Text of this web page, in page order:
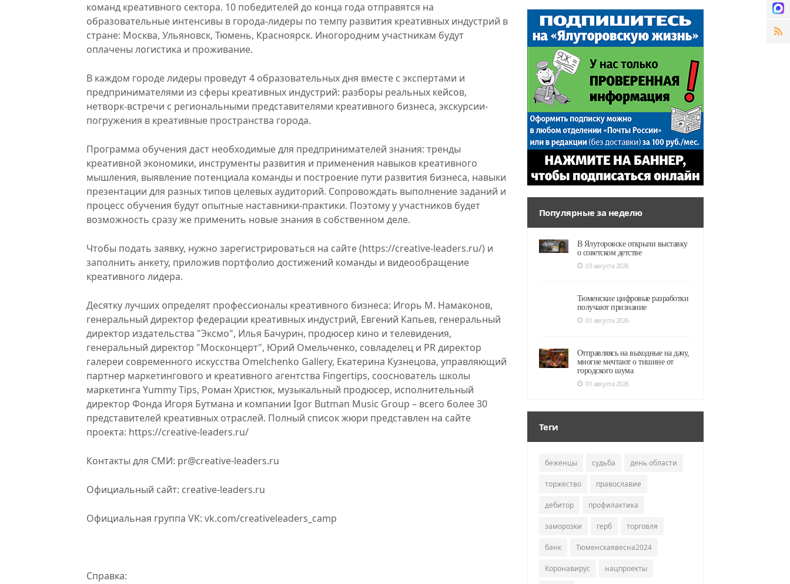
команд креативного сектора. 10 победителей до конца года отправятся на
образовательные интенсивы в города-лидеры по темпу развития креативных индустрий в
стране: Москва, Ульяновск, Тюмень, Красноярск. Иногородним участникам будут
оплачены логистика и проживание.
В каждом городе лидеры проведут 4 образовательных дня вместе с экспертами и
предпринимателями из сферы креативных индустрий: разборы реальных кейсов,
нетворк-встречи с региональными представителями креативного бизнеса, экскурсии-
погружения в креативные пространства города.
Программа обучения даст необходимые для предпринимателей знания: тренды
креативной экономики, инструменты развития и применения навыков креативного
мышления, выявление потенциала команды и построение пути развития бизнеса, навыки
презентации для разных типов целевых аудиторий. Сопровождать выполнение заданий и
процесс обучения будут опытные наставники-практики. Поэтому у участников будет
возможность сразу же применить новые знания в собственном деле.
Чтобы подать заявку, нужно зарегистрироваться на сайте (https://creative-leaders.ru/) и
заполнить анкету, приложив портфолио достижений команды и видеообращение
креативного лидера.
Десятку лучших определят профессионалы креативного бизнеса: Игорь М. Намаконов,
генеральный директор федерации креативных индустрий, Евгений Капьев, генеральный
директор издательства "Эксмо", Илья Бачурин, продюсер кино и телевидения,
генеральный директор "Москонцерт", Юрий Омельченко, совладелец и PR директор
галереи современного искусства Omelchenko Gallery, Екатерина Кузнецова, управляющий
партнер маркетингового и креативного агентства Fingertips, сооснователь школы
маркетинга Yummy Tips, Роман Христюк, музыкальный продюсер, исполнительный
директор Фонда Игоря Бутмана и компании Igor Butman Music Group – всего более 30
представителей креативных отраслей. Полный список жюри представлен на сайте
проекта: https://creative-leaders.ru/
Контакты для СМИ: pr@creative-leaders.ru
Официальный сайт: creative-leaders.ru
Официальная группа VK: vk.com/creativeleaders_camp
Справка:
Популярные за неделю
В Ялуторовске открыли выставку
о советском детстве
03 августа 2026
Тюменские цифровые разработки
получают признание
01 августа 2026
Отправляясь на выходные на дачу,
многие мечтают о тишине от
городского шума
01 августа 2026
Теги
беженцы судьба день области
торжество православие
дебитор профилактика
заморозки герб торговля
банк Тюменскаявесна2024
Коронавирус нацпроекты